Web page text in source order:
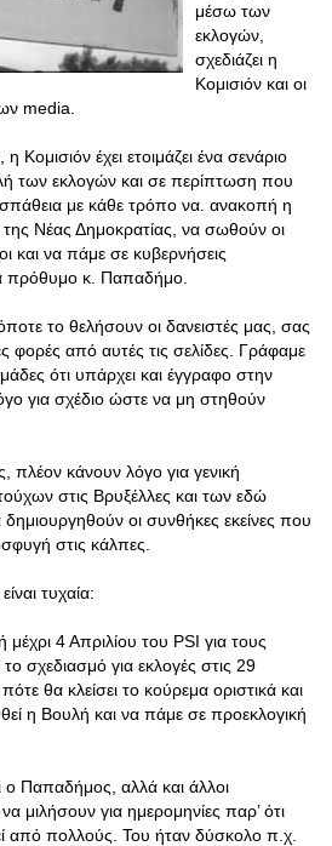
μέσω των
εκλογών,
σχεδιάζει η
Κομισιόν και οι
media.
έχει ετοιμάζει ένα σενάριο
των εκλογών και σε περίπτωση που
με κάθε τρόπο να. ανακοπή η
Νέας Δημοκρατίας, να σωθούν οι
και να πάμε σε κυβερνήσεις
πρόθυμο κ. Παπαδήμο.
το θελήσουν οι δανειστές μας, σας
φορές από αυτές τις σελίδες. Γράφαμε
ότι υπάρχει και έγγραφο στην
για σχέδιο ώστε να μη στηθούν
κάνουν λόγο για γενική
στις Βρυξέλλες και των εδώ
οι συνθήκες εκείνες που
στις κάλπες.
τυχαία:
4 Απριλίου του PSI για τους
σχεδιασμό για εκλογές στις 29
θα κλείσει το κούρεμα οριστικά και
η Βουλή και να πάμε σε προεκλογική
ο Παπαδήμος, αλλά και άλλοι
μιλήσουν για ημερομηνίες παρ’ ότι
από πολλούς. Του ήταν δύσκολο π.χ.